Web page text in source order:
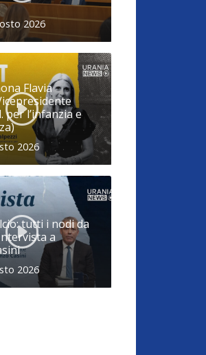
2026
Flavia
per l’infanzia e
2026
tutti i nodi da
a
2026